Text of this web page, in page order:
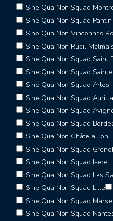
Sine Qua Non Squad
Sine Qua Non Squad Pantin
Sine Qua Non Vincennes
Sine Qua Non Rueil
Sine Qua Non Squad Saint
Sine Qua Non Squad
Sine Qua Non Squad Arles
Sine Qua Non Squad
Sine Qua Non Squad
Sine Qua Non Squad
Sine Qua Non Châtelaillon
Sine Qua Non Squad
Sine Qua Non Squad Isere
Sine Qua Non Squad Les
Sine Qua Non Squad Lille
Sine Qua Non Squad
Sine Qua Non Squad